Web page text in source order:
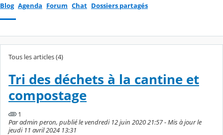
Blog Agenda Forum Chat Dossiers partagés
Tous les articles (4)
Tri des déchets à la cantine et
compostage
1
Par admin peron, publié le vendredi 12 juin 2020 21:57 - Mis à jour le
jeudi 11 avril 2024 13:31